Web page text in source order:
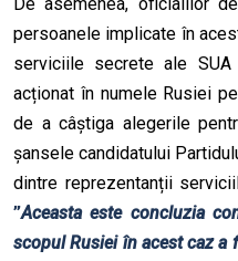
persoanele implicate în
serviciile secrete ale
acționat în numele Rusiei
de a câștiga alegerile
șansele candidatului
dintre reprezentanții
”Aceasta este concluzia
scopul Rusiei în acest caz a